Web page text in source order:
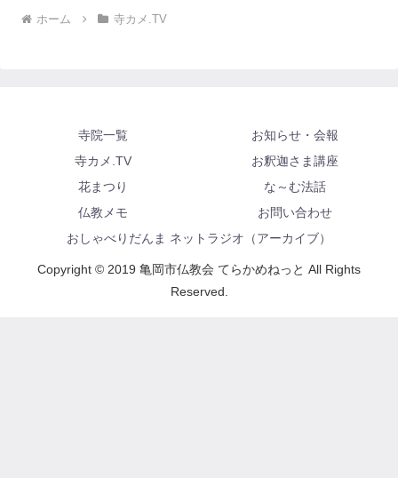
ホーム 寺カメ.TV
寺院一覧
お知らせ・会報
寺カメ.TV
お釈迦さま講座
花まつり
な～む法話
仏教メモ
お問い合わせ
おしゃべりだんま ネットラジオ（アーカイブ）
Copyright © 2019 亀岡市仏教会 てらかめねっと All Rights
Reserved.